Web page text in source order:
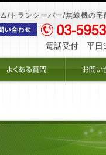
/トランシーバー/無線機の宅
電話受付 平日